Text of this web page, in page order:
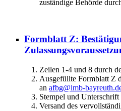
zuständige Behörde
Formblatt Z:
Zeilen 1-4 und 8 durch
Ausgefüllte Formblatt Z
an afbg@imb-
Stempel und
Versand des